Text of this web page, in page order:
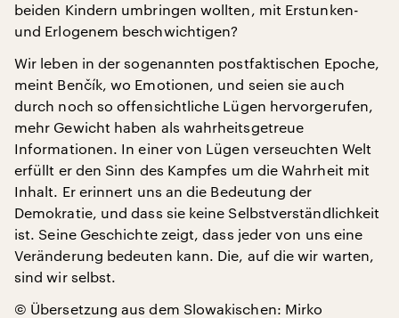
beiden Kindern umbringen wollten, mit Erstunken-
und Erlogenem beschwichtigen?
Wir leben in der sogenannten postfaktischen Epoche,
meint Benčík, wo Emotionen, und seien sie auch
durch noch so offensichtliche Lügen hervorgerufen,
mehr Gewicht haben als wahrheitsgetreue
Informationen. In einer von Lügen verseuchten Welt
erfüllt er den Sinn des Kampfes um die Wahrheit mit
Inhalt. Er erinnert uns an die Bedeutung der
Demokratie, und dass sie keine Selbstverständlichkeit
ist. Seine Geschichte zeigt, dass jeder von uns eine
Veränderung bedeuten kann. Die, auf die wir warten,
sind wir selbst.
© Übersetzung aus dem Slowakischen: Mirko